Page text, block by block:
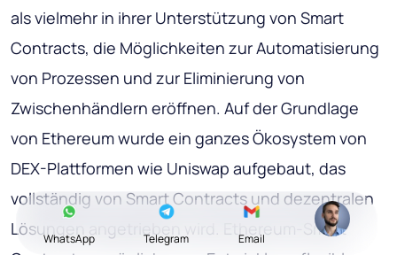
als vielmehr in ihrer Unterstützung von Smart
Contracts, die Möglichkeiten zur Automatisierung
von Prozessen und zur Eliminierung von
Zwischenhändlern eröffnen. Auf der Grundlage
von Ethereum wurde ein ganzes Ökosystem von
DEX-Plattformen wie Uniswap aufgebaut, das
vollständig von Smart Contracts und dezentralen
Lösungen angetrieben wird. Ethereum-Smart
WhatsApp Telegram Email